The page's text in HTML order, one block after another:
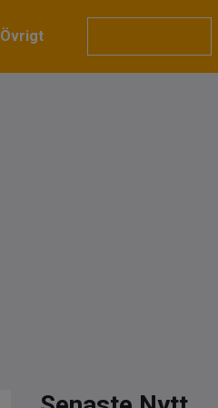
Övrigt